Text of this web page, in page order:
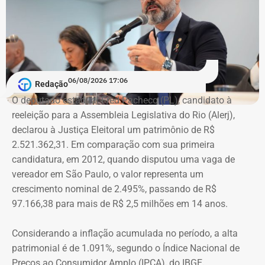
Além disso, também penso que deveria ter mais preparo
com as pessoas que trabalhem na linha de frente desse
combate. Ou seja, juízes, assistentes sociais e psicólogos
que atuem com as mulheres que são vítimas de
agressões”, argumentou.
A atriz foi a primeira mulher a receber o benefício do
“botão do pânico”, ferramenta criada em 2019 pela
Polícia Militar do Rio. O objeto é conectado a uma
tornozeleira eletrônica usada pelo agressor. Em caso de
aproximação, a central de monitoramento é acionada e
entra em contato com a vítima e o agressor por telefone.
Na declaração apresentada em 2018, quando terminou a
eleição como suplente, Elton Cristo informou possuir três
veículos, um consórcio não contemplado e depósitos em
conta corrente, totalizando R$ 378,4 mil.
Quatro anos depois, nas eleições de 2022, quando voltou
a disputar uma vaga na Assembleia Legislativa (Alerj) e
novamente ficou como suplente, o patrimônio declarado
saltou para R$ 1.658.540,00. Na ocasião, os bens
mil, uma chácara de R$ 400 mil, dois veículos que
somavam R$ 647,3 mil e participações societárias em
Redação06/08/2026 17:06
O deputado estadual Fred Pacheco (PL), candidato à
reeleição para a Assembleia Legislativa do Rio (Alerj),
declarou à Justiça Eleitoral um patrimônio de R$
2.521.362,31. Em comparação com sua primeira
candidatura, em 2012, quando disputou uma vaga de
vereador em São Paulo, o valor representa um
crescimento nominal de 2.495%, passando de R$
97.166,38 para mais de R$ 2,5 milhões em 14 anos.
Considerando a inflação acumulada no período, a alta
patrimonial é de 1.091%, segundo o Índice Nacional de